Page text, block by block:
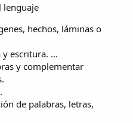
lenguaje
hechos, láminas o
y escritura. ...
y complementar
de palabras, letras,